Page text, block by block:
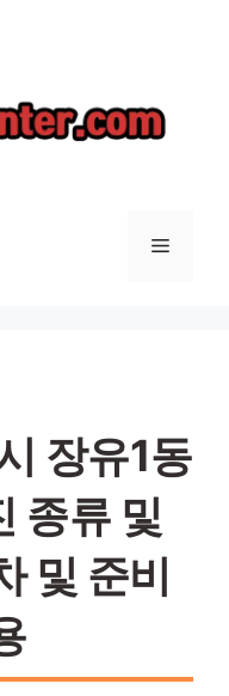
메
장유1동
종류 및
및 준비